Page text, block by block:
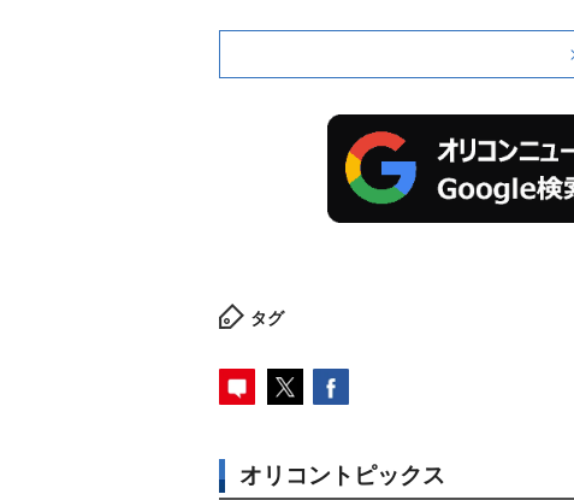
タグ
オリコントピックス